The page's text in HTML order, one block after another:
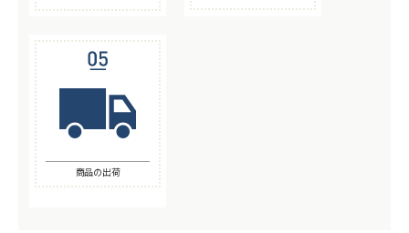
商品の出荷